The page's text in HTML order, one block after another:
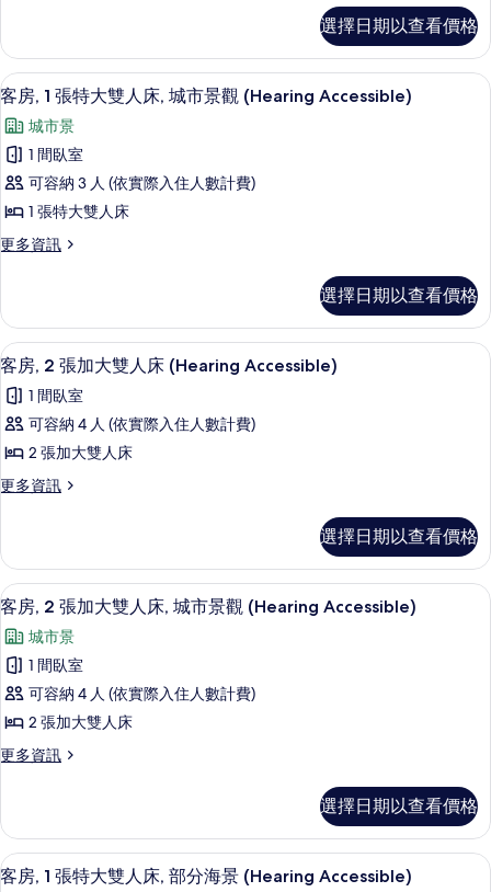
所
有
相
片
詳
情
房,
張
特
大
雙
人
床
所
有
相
片
開
放
式
房,
張
特
大
人
詳
情
選擇日期以查看價格
顯
示
客
房,
1
張
特
雙
人
床,
城
市
景
觀
的
所
有
相
片
客房內保險箱、書桌、筆電工作空間
8
客房, 1 張特大雙人床, 城市景觀 (Hearing Accessible)
城市景
1 間臥室
可容納 3 人 (依實際入住人數計費)
1 張特大雙人床
更多資訊
更
1
張
特
雙
人
城
市
景
Accessible)
詳
情
選擇日期以查看價格
顯
示
客
房,
2
張
大
雙
人
床
(Hearing
Accessible)
的
所
片
客房內保險箱、書桌、筆電工作空間
10
客房, 2 張加大雙人床 (Hearing Accessible)
1 間臥室
可容納 4 人 (依實際入住人數計費)
2 張加大雙人床
更多資訊
更
2
張
加
雙
人
床
(Hearing
Accessible)
詳
選擇日期以查看價格
顯
示
客
房,
2
張
加
雙
人
床,
客房內保險箱、書桌、筆電工作空間
8
客房, 2 張加大雙人床, 城市景觀 (Hearing Accessible)
城市景
1 間臥室
可容納 4 人 (依實際入住人數計費)
2 張加大雙人床
更多資訊
更
2
張
加
選擇日期以查看價格
顯
客房內保險箱、書桌、筆電工作空間
9
客房, 1 張特大雙人床, 部分海景 (Hearing Accessible)